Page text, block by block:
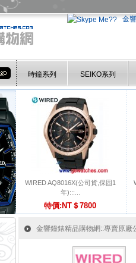
金
時鐘系列 SEIKO系列
WIRED AQ8016X(公司貨,保固1
年):::...
特價:NT＄7800
金響鐘錶精品購物網::專賣原廠